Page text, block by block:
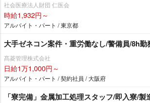
社会医療法人財団 仁医会
時給1,932円～
アルバイト・パート / 東京都
大手ゼネコン案件・重労働なし/警備員/8h
髙菱管理株式会社
日給1万1,000円～
アルバイト・パート / 契約社員 / 大阪府
「寮完備」金属加工処理スタッフ/即入寮/